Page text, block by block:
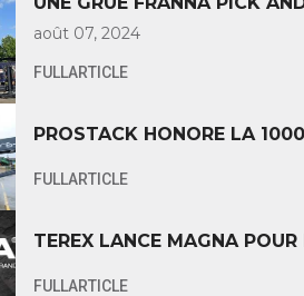
UNIS
août 07, 2024
FULLARTICLE
PROSTACK HONORE LA
FULLARTICLE
TEREX LANCE MAGNA
FULLARTICLE